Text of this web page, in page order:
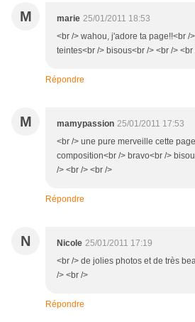
M marie 25/01/2011 18:53
<br /> wahou, j'adore ta page!!<br /
teintes<br /> bisous<br /> <br /> <br
Répondre
M mamypassion 25/01/2011 17:53
<br /> une pure merveille cette
composition<br /> bravo<br />
/> <br /> <br />
Répondre
N Nicole 25/01/2011 17:19
<br /> de jolies photos et de très
/> <br />
Répondre